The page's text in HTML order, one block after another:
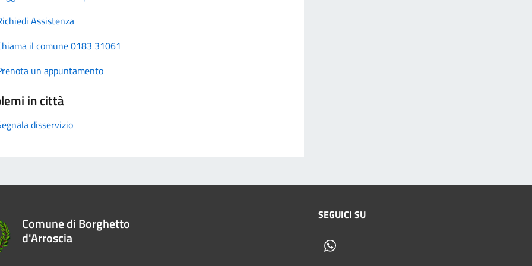
Assistenza
il comune 0183 31061
un appuntamento
in città
disservizio
Comune di Borghetto
d'Arroscia
SEGUICI SU